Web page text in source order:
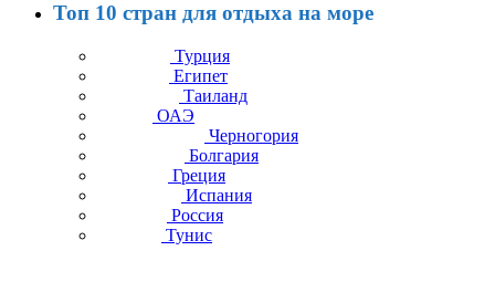
Топ 10 стран для отдыха на море
Турция
Египет
Таиланд
ОАЭ
Черногория
Болгария
Греция
Испания
Россия
Тунис